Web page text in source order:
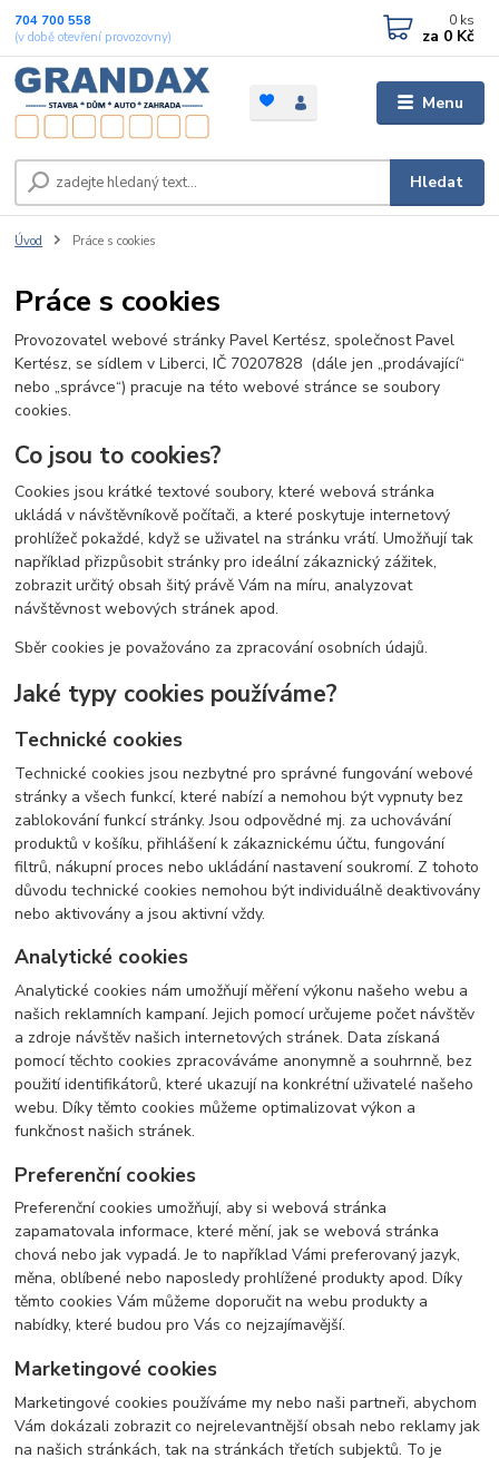
Menu
Hledat
704 700 558
(v době otevření provozovny)
0 ks
za 0 Kč
Úvod Práce s cookies
Práce s cookies
Provozovatel webové stránkyPavel Kertész, společnostPavel
Kertész, se sídlem vLiberci, IČ 70207828 (dále jen „prodávající“
nebo „správce“) pracuje na této webové stránce se soubory
cookies.
Co jsou to cookies?
Cookies jsou krátké textové soubory, které webová stránka
ukládá v návštěvníkově počítači, a které poskytuje internetový
prohlížeč pokaždé, když se uživatel na stránku vrátí. Umožňují tak
například přizpůsobit stránky pro ideální zákaznický zážitek,
zobrazit určitý obsah šitý právě Vám na míru, analyzovat
návštěvnost webových stránek apod.
Sběr cookies je považováno za zpracování osobních údajů.
Jaké typy cookies používáme?
Technické cookies
Technické cookies jsou nezbytné pro správné fungování webové
stránky a všech funkcí, které nabízí a nemohou být vypnuty bez
zablokování funkcí stránky. Jsou odpovědné mj. za uchovávání
produktů v košíku, přihlášení k zákaznickému účtu, fungování
filtrů, nákupní proces nebo ukládání nastavení soukromí. Z tohoto
důvodu technické cookies nemohou být individuálně deaktivovány
nebo aktivovány a jsou aktivní vždy.
Analytické cookies
Analytické cookies nám umožňují měření výkonu našeho webu a
našich reklamních kampaní. Jejich pomocí určujeme počet návštěv
a zdroje návštěv našich internetových stránek. Data získaná
pomocí těchto cookies zpracováváme anonymně a souhrnně, bez
použití identifikátorů, které ukazují na konkrétní uživatelé našeho
webu. Díky těmto cookies můžeme optimalizovat výkon a
funkčnost našich stránek.
Preferenční cookies
Preferenční cookies umožňují, aby si webová stránka
zapamatovala informace, které mění, jak se webová stránka
chová nebo jak vypadá. Je to například Vámi preferovaný jazyk,
měna, oblíbené nebo naposledy prohlížené produkty apod. Díky
těmto cookies Vám můžeme doporučit na webu produkty a
nabídky, které budou pro Vás co nejzajímavější.
Marketingové cookies
Marketingové cookies používáme my nebo naši partneři, abychom
Vám dokázali zobrazit co nejrelevantnější obsah nebo reklamy jak
na našich stránkách, tak na stránkách třetích subjektů. To je